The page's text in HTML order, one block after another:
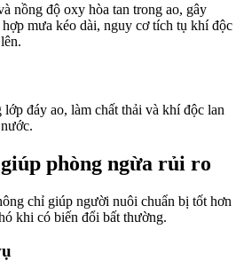
nồng độ oxy hòa tan trong ao, gây
mưa kéo dài, nguy cơ tích tụ khí độc
đáy ao, làm chất thải và khí độc lan
phòng ngừa rủi ro
chỉ giúp người nuôi chuẩn bị tốt hơn
khi có biến đổi bất thường.